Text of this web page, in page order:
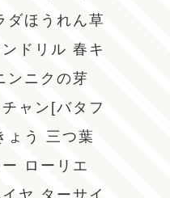
ダほうれん草
ドリル 春キ
ンニクの芽
ャン[バタフ
ょう
三つ葉
ローリエ
ヤ ターサイ